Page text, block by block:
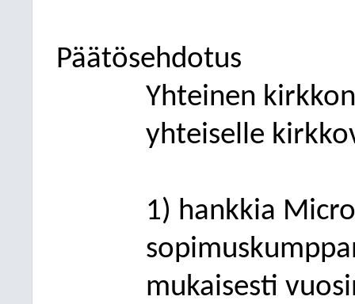
Päätösehdotus
Yhteinen
yhteiselle
1) hankkia
mukaisesti